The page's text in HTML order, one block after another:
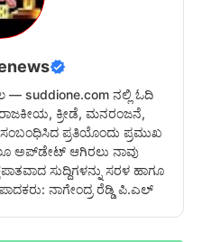
— suddione.com ನಲ್ಲಿ ಓದಿ
ಕ್ರೀಡೆ, ಮನರಂಜನೆ,
ಸಂಬಂಧಿಸಿದ ಪ್ರತಿಯೊಂದು ಪ್ರಮುಖ
ಅಪ್‌ಡೇಟ್ ಆಗಿರಲು ನಾವು
ಸುದ್ದಿಗಳನ್ನು ಸರಳ ಹಾಗೂ
ನಾಗೇಂದ್ರ ರೆಡ್ಡಿ ಪಿ.ಎಲ್